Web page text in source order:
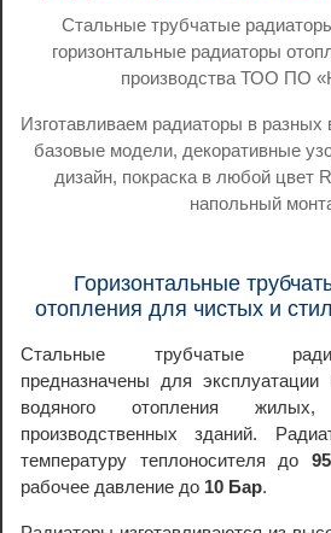
Стальные трубчатые
горизонтальные радиаторы
производства ТОО ПО
Изготавливаем радиаторы в разных
базовые модели, декоративные
дизайн, покраска в любой цвет
напольный
Горизонтальные
отопления для чистых и
Стальные трубчатые
предназначены для
водяного отопления
производственных зданий.
температуру теплоносителя до
рабочее давление до 10 Бар.